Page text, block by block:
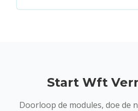
Start Wft
Doorloop de modules, doe de